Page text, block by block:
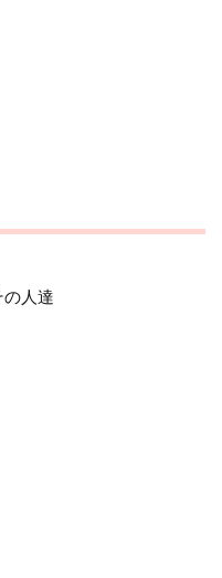
の人達